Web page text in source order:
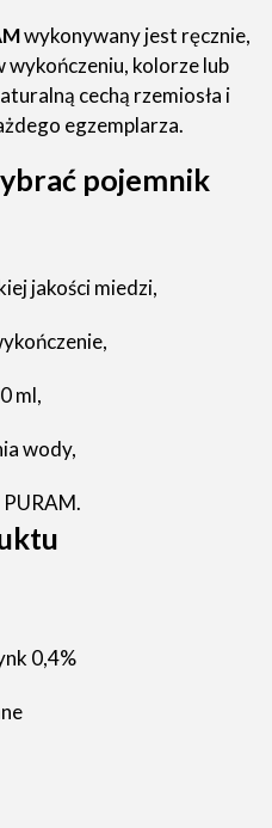
wykonywany jest ręcznie,
kolorze lub
cechą rzemiosła i
egzemplarza.
pojemnik
jakości miedzi,
ml,
wody,
0,4%